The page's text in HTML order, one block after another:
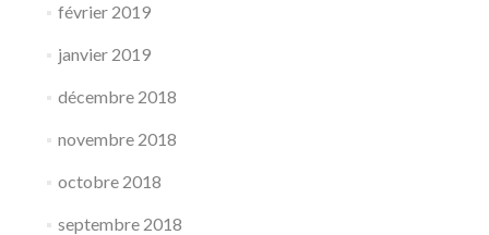
février 2019
janvier 2019
décembre 2018
novembre 2018
octobre 2018
septembre 2018